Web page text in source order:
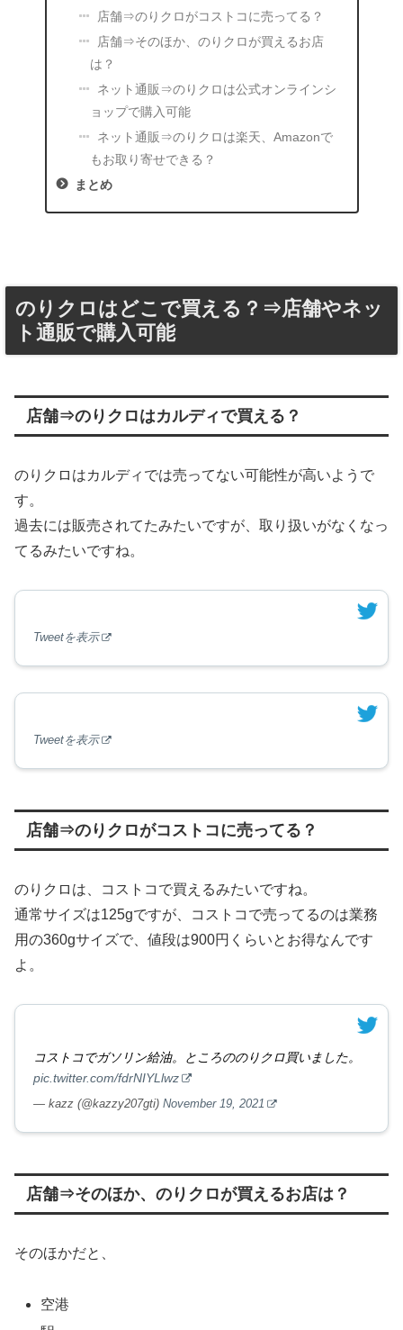
店舗⇒のりクロがコストコに売ってる？
店舗⇒そのほか、のりクロが買えるお店
は？
ネット通販⇒のりクロは公式オンラインシ
ョップで購入可能
ネット通販⇒のりクロは楽天、Amazonで
もお取り寄せできる？
まとめ
のりクロはどこで買える？⇒店舗やネッ
ト通販で購入可能
店舗⇒のりクロはカルディで買える？
のりクロはカルディでは売ってない可能性が高いようで
す。
過去には販売されてたみたいですが、取り扱いがなくなっ
てるみたいですね。
Tweetを表示
Tweetを表示
店舗⇒のりクロがコストコに売ってる？
のりクロは、コストコで買えるみたいですね。
通常サイズは125gですが、コストコで売ってるのは業務
用の360gサイズで、値段は900円くらいとお得なんです
よ。
コストコでガソリン給油。ところののりクロ買いました。
pic.twitter.com/fdrNIYLlwz
— kazz (@kazzy207gti) November 19, 2021
店舗⇒そのほか、のりクロが買えるお店は？
そのほかだと、
空港